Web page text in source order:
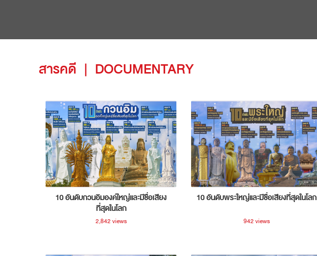
สารคดี | DOCUMENTARY
10 อันดับกวนอิมองค์ใหญ่และมีชื่อเสียง
ที่สุดในโลก
2,842 views
10 อันดับพระใหญ่และมีชื่อเสียงที่สุดในโลก
942 views